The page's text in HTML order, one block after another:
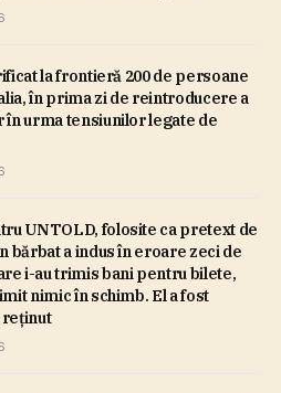
la frontieră 200 de persoane
în prima zi de reintroducere a
în urma tensiunilor legate de
UNTOLD, folosite ca pretext de
bărbat a indus în eroare zeci de
i-au trimis bani pentru bilete,
nimic în schimb. El a fost
reţinut